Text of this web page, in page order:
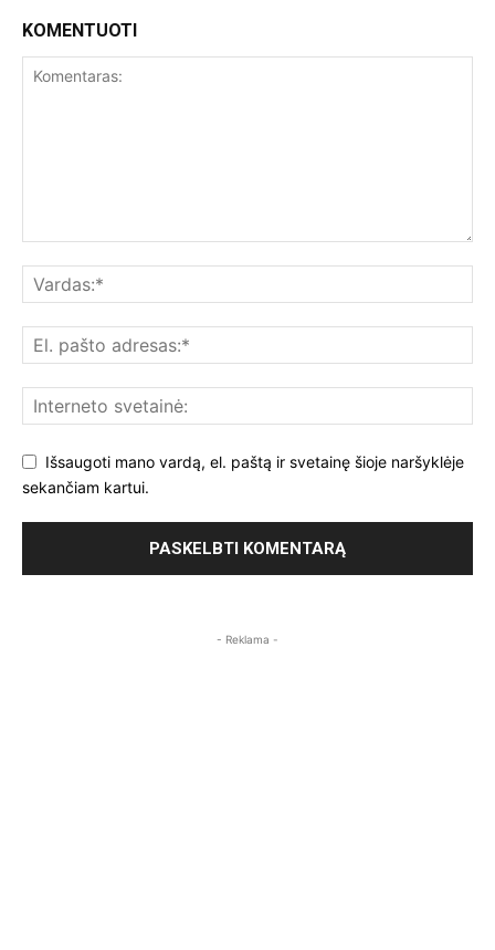
KOMENTUOTI
Išsaugoti mano vardą, el. paštą ir svetainę šioje naršyklėje
sekančiam kartui.
- Reklama -